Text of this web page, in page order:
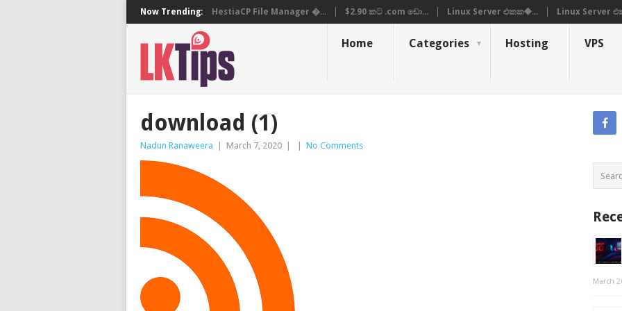
Now Trending: HestiaCP File Manager �... $2.90 කට .com ඩො... Linux Server එකක�... Linux Server
Home Categories Hosting VPS
download (1)
Nadun Ranaweera March 7, 2020 No Comments
March